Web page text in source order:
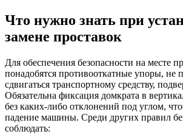
Что нужно знать при
замене проставок
Для обеспечения безопасности на месте
понадобятся противооткатные упоры, не
сдвигаться транспортному средству,
Обязательна фиксация домкрата в
без каких-либо отклонений под углом,
падение машины. Среди других правил
соблюдать: